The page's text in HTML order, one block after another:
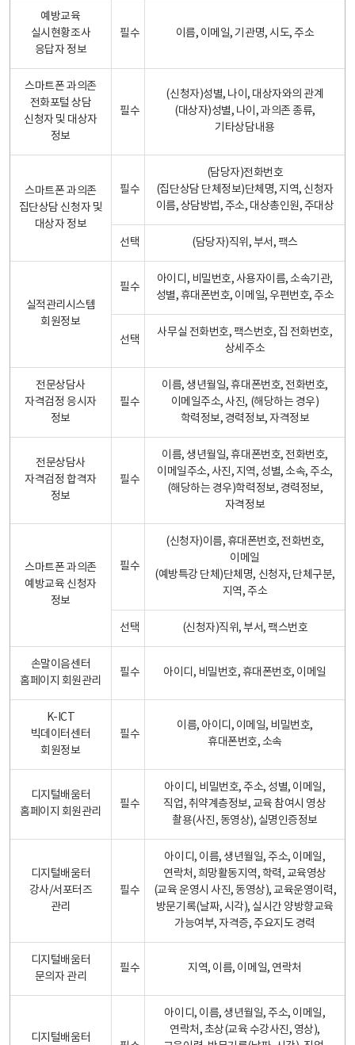
예방교육
실시현황조사
응답자 정보
필수 이름, 이메일, 기관명, 시도, 주소
스마트폰 과의존
전화포털 상담
신청자 및 대상자
정보
필수
(신청자)성별, 나이, 대상자와의 관계
(대상자)성별, 나이, 과의존 종류,
기타상담내용
스마트폰 과의존
집단상담 신청자 및
대상자 정보
필수
(담당자)전화번호
(집단상담 단체정보)단체명, 지역, 신청자
이름, 상담방법, 주소, 대상총인원, 주대상
선택 (담당자)직위, 부서, 팩스
실적관리시스템
회원정보
필수
아이디, 비밀번호, 사용자이름, 소속기관,
성별, 휴대폰번호, 이메일, 우편번호, 주소
선택
사무실 전화번호, 팩스번호, 집 전화번호,
상세주소
전문상담사
자격검정 응시자
정보
필수
이름, 생년월일, 휴대폰번호, 전화번호,
이메일주소, 사진, (해당하는 경우)
학력정보, 경력정보, 자격정보
전문상담사
자격검정 합격자
정보
필수
이름, 생년월일, 휴대폰번호, 전화번호,
이메일주소, 사진, 지역, 성별, 소속, 주소,
(해당하는 경우)학력정보, 경력정보,
자격정보
스마트폰 과의존
예방교육 신청자
정보
필수
(신청자)이름, 휴대폰번호, 전화번호,
이메일
(예방특강 단체)단체명, 신청자, 단체구분,
지역, 주소
선택 (신청자)직위, 부서, 팩스번호
손말이음센터
홈페이지 회원관리
필수 아이디, 비밀번호, 휴대폰번호, 이메일
K-ICT
빅데이터센터
회원정보
필수
이름, 아이디, 이메일, 비밀번호,
휴대폰번호, 소속
디지털배움터
홈페이지 회원관리
필수
아이디, 비밀번호, 주소, 성별, 이메일,
직업, 취약계층정보, 교육 참여시 영상
촬용(사진, 동영상), 실명인증정보
디지털배움터
강사/서포터즈
관리
필수
아이디, 이름, 생년월일, 주소, 이메일,
연락처, 희망활동지역, 학력, 교육영상
(교육 운영시 사진, 동영상), 교육운영이력,
방문기록(날짜, 시각), 실시간 양방향교육
가능여부, 자격증, 주요지도 경력
디지털배움터
문의자 관리
필수 지역, 이름, 이메일, 연락처
디지털배움터
아이디, 이름, 생년월일, 주소, 이메일,
연락처, 초상(교육 수강사진, 영상),